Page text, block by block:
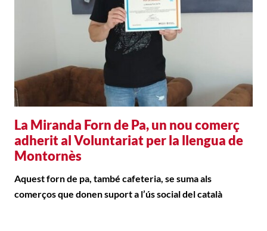
La Miranda Forn de Pa, un nou comerç
adherit al Voluntariat per la llengua de
Montornès
Aquest forn de pa, també cafeteria, se suma als
comerços que donen suport a l’ús social del català